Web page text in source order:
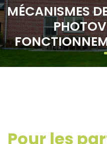
MÉCANISMES
Pour les